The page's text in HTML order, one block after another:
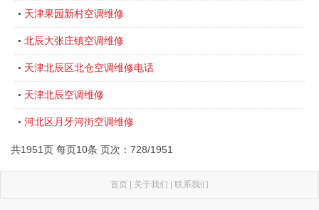
• 天津果园新村空调维修
• 北辰大张庄镇空调维修
• 天津北辰区北仓空调维修电话
• 天津北辰空调维修
• 河北区月牙河街空调维修
共1951页 每页10条 页次：728/1951
首页 | 关于我们 | 联系我们